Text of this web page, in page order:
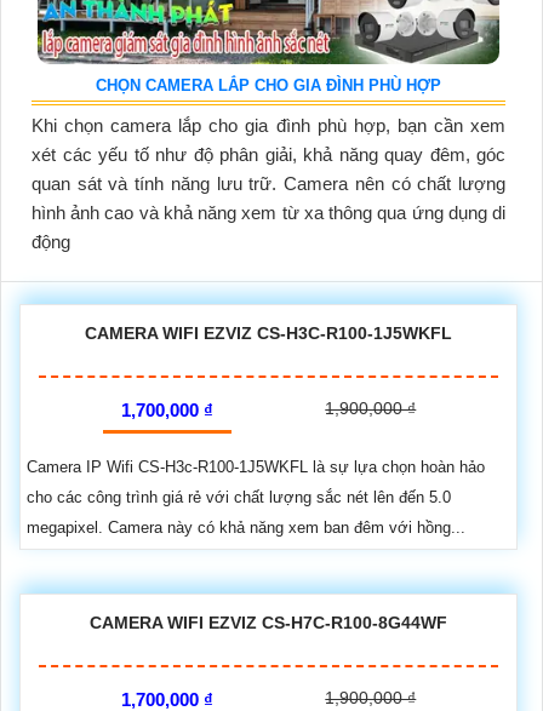
CHỌN CAMERA LẮP CHO GIA ĐÌNH PHÙ HỢP
Khi chọn camera lắp cho gia đình phù hợp, bạn cần xem
xét các yếu tố như độ phân giải, khả năng quay đêm, góc
quan sát và tính năng lưu trữ. Camera nên có chất lượng
hình ảnh cao và khả năng xem từ xa thông qua ứng dụng di
động
CAMERA WIFI EZVIZ CS-H3C-R100-1J5WKFL
1,700,000 ₫ 1,900,000 ₫
Camera IP Wifi CS-H3c-R100-1J5WKFL là sự lựa chọn hoàn hảo
cho các công trình giá rẻ với chất lượng sắc nét lên đến 5.0
megapixel. Camera này có khả năng xem ban đêm với hồng...
CAMERA WIFI EZVIZ CS-H7C-R100-8G44WF
1,700,000 ₫ 1,900,000 ₫